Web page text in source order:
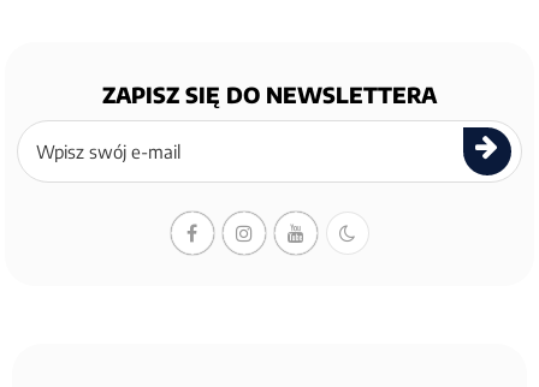
ZAPISZ SIĘ DO NEWSLETTERA
Zapisz
się
newslettera